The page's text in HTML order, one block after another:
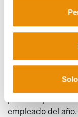
interno,
realizar el
trabajadores. Se
fundamental
para retratarse, y
empleado del